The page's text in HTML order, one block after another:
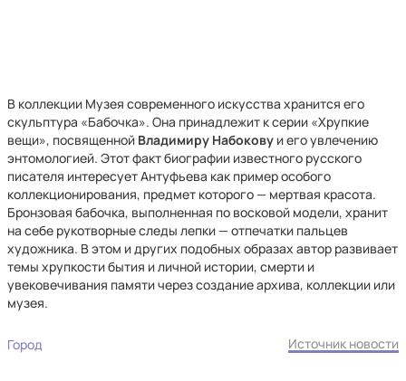
В коллекции Музея современного искусства хранится его
скульптура «Бабочка». Она принадлежит к серии «Хрупкие
вещи», посвященной Владимиру Набокову и его увлечению
энтомологией. Этот факт биографии известного русского
писателя интересует Антуфьева как пример особого
коллекционирования, предмет которого — мертвая красота.
Бронзовая бабочка, выполненная по восковой модели, хранит
на себе рукотворные следы лепки — отпечатки пальцев
художника. В этом и других подобных образах автор развивает
темы хрупкости бытия и личной истории, смерти и
увековечивания памяти через создание архива, коллекции или
музея.
Город Источник новости